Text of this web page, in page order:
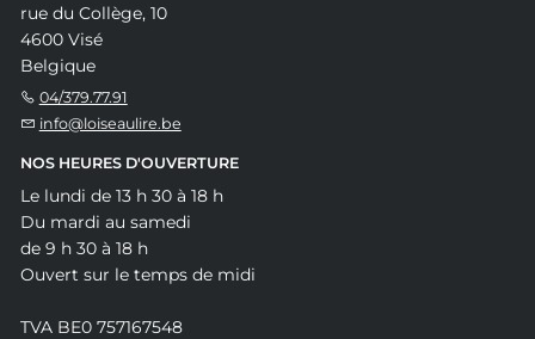
rue du Collège, 10
4600 Visé
Belgique
04/379.77.91
info@loiseaulire.be
NOS HEURES D'OUVERTURE
Le lundi de 13 h 30 à 18 h
Du mardi au samedi
de 9 h 30 à 18 h
Ouvert sur le temps de midi
TVA BE0 757167548